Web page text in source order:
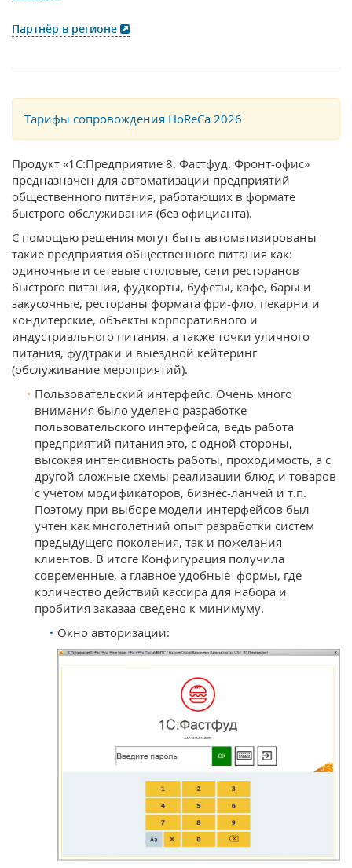
Партнёр в регионе
Тарифы сопровождения HoReCa 2026
Продукт «1С:Предприятие 8. Фастфуд. Фронт-офис»
предназначен для автоматизации предприятий
общественного питания, работающих в формате
быстрого обслуживания (без официанта).
С помощью решения могут быть автоматизированы
такие предприятия общественного питания как:
одиночные и сетевые столовые, сети ресторанов
быстрого питания, фудкорты, буфеты, кафе, бары и
закусочные, рестораны формата фри-фло, пекарни и
кондитерские, объекты корпоративного и
индустриального питания, а также точки уличного
питания, фудтраки и выездной кейтеринг
(обслуживание мероприятий).
Пользовательский интерфейс. Очень много
внимания было уделено разработке
пользовательского интерфейса, ведь работа
предприятий питания это, с одной стороны,
высокая интенсивность работы, проходимость, а с
другой сложные схемы реализации блюд и товаров
с учетом модификаторов, бизнес-ланчей и т.п.
Поэтому при выборе модели интерфейсов был
учтен как многолетний опыт разработки систем
предыдущего поколения, так и пожелания
клиентов. В итоге Конфигурация получила
современные, а главное удобные формы, где
количество действий кассира для набора и
пробития заказаа сведено к минимуму.
Окно авторизации: